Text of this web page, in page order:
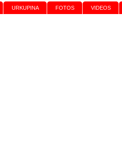
URKUPINA FOTOS VIDEOS